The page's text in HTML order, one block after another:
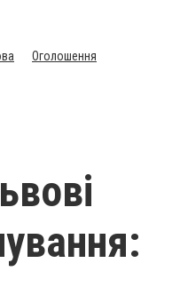
Оголошення